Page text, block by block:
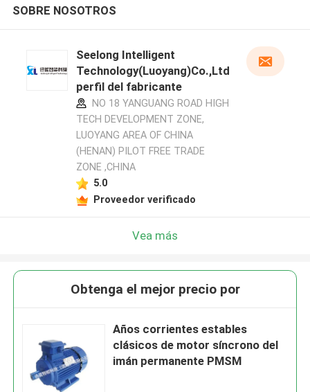
SOBRE NOSOTROS
Seelong Intelligent
Technology(Luoyang)Co.,Ltd
perfil del fabricante
NO 18 YANGUANG ROAD HIGH
TECH DEVELOPMENT ZONE,
LUOYANG AREA OF CHINA
(HENAN) PILOT FREE TRADE
ZONE ,CHINA
5.0
Proveedor verificado
Vea más
Obtenga el mejor precio por
Años corrientes estables
clásicos de motor síncrono del
imán permanente PMSM